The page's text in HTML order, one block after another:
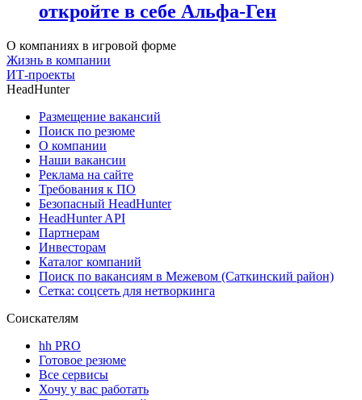
откройте в себе Альфа-Ген
О компаниях в игровой форме
Жизнь в компании
ИТ-проекты
HeadHunter
Размещение вакансий
Поиск по резюме
О компании
Наши вакансии
Реклама на сайте
Требования к ПО
Безопасный HeadHunter
HeadHunter API
Партнерам
Инвесторам
Каталог компаний
Поиск по вакансиям в Межевом (Саткинский район)
Сетка: соцсеть для нетворкинга
Соискателям
hh PRO
Готовое резюме
Все сервисы
Хочу у вас работать